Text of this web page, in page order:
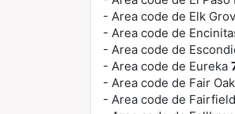
- Area code de Elk
- Area code de
- Area code de
- Area code de Eureka
- Area code de Fair
- Area code de Fairfield